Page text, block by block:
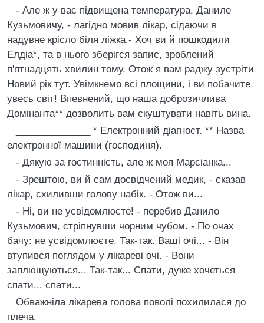
- Але ж у вас пiдвищена температура, Даниле
Кузьмовичу, - лагiдно мовив лiкар, сiдаючи в
надувне крiсло бiля лiжка.- Хоч ви й пошкодили
Елдiа*, та в нього зберiгся запис, зроблений
п'ятнадцять хвилин тому. Отож я вам раджу зустрiти
Новий рiк тут. Увiмкнемо всi площини, i ви побачите
увесь свiт! Впевнений, що наша доброзичлива
Домiнанта** дозволить вам скуштувати навiть вина.
______________ * Електронний дiагност. ** Назва
електронної машини (господиня).
- Дякую за гостиннiсть, але ж моя Марсiанка...
- Зрештою, ви й сам досвiдчений медик, - сказав
лiкар, схиливши голову набiк. - Отож ви...
- Нi, ви не усвiдомлюєте! - перебив Данило
Кузьмович, стрiпнувши чорним чубом. - По очах
бачу: не усвiдомлюєте. Так-так. Вашi очi... - Вiн
втупився поглядом у лiкаревi очi. - Вони
заплющуються... Так-так... Спати, дуже хочеться
спати... спати...
Обважнiла лiкарева голова поволi похилилася до
плеча.